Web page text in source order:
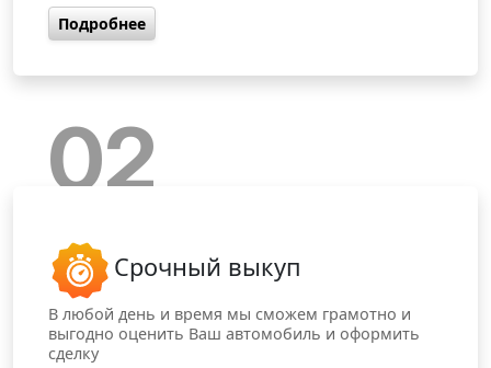
Подробнее
02
Срочный выкуп
В любой день и время мы сможем грамотно и
выгодно оценить Ваш автомобиль и оформить
сделку